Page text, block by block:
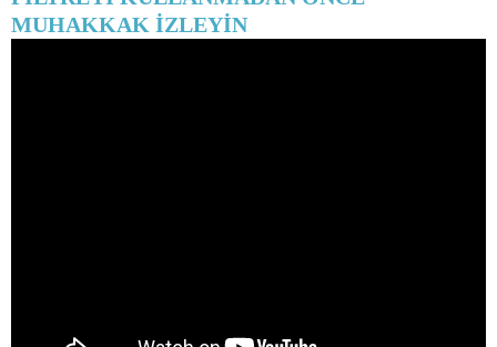
MUHAKKAK İZLEYİN